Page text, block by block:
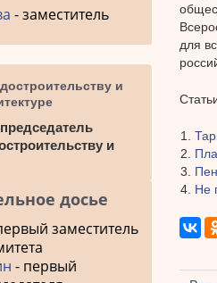
для
Не
- заместитель
и
и
досье
заместитель
- первый